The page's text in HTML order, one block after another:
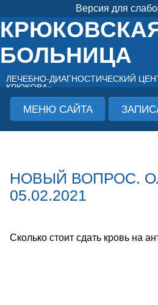
Версия для
БОЛЬНИЦА
ЛЕЧЕБНО-ДИАГНОСТИЧЕСКИЙ
КРЮКОВА»
МЕНЮ САЙТА
НОВЫЙ ВОПРОС.
05.02.2021
Сколько стоит сдать кровь на